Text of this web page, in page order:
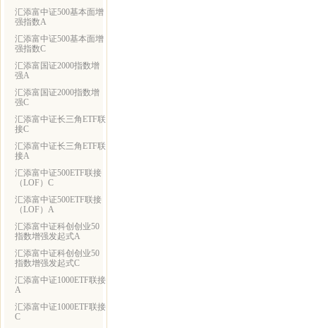
汇添富中证500基本面增
强指数A
汇添富中证500基本面增
强指数C
汇添富国证2000指数增
强A
汇添富国证2000指数增
强C
汇添富中证长三角ETF联
接C
汇添富中证长三角ETF联
接A
汇添富中证500ETF联接
（LOF）C
汇添富中证500ETF联接
（LOF）A
汇添富中证科创创业50
指数增强发起式A
汇添富中证科创创业50
指数增强发起式C
汇添富中证1000ETF联接
A
汇添富中证1000ETF联接
C